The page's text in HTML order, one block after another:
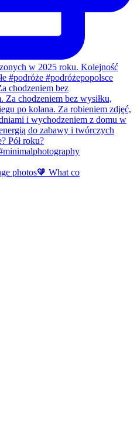
chodzeniem bez
photos🧡 What co